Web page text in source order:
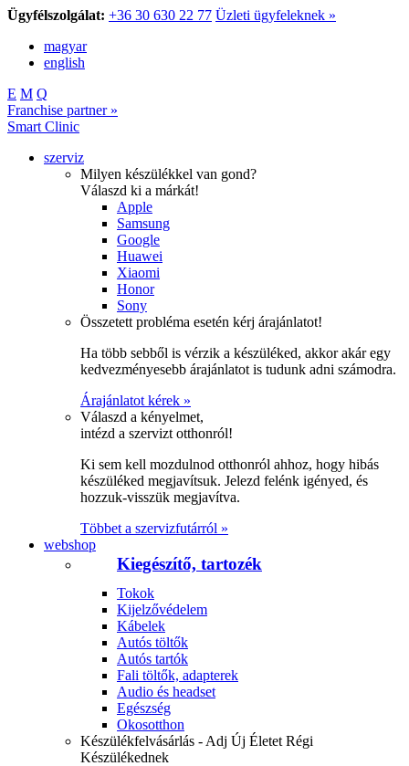
Ügyfélszolgálat: +36 30 630 22 77 Üzleti ügyfeleknek »
magyar
english
E M Q
Franchise partner »
Smart Clinic
szerviz
Milyen készülékkel van gond?
Válaszd ki a márkát!
Apple
Samsung
Google
Huawei
Xiaomi
Honor
Sony
Összetett probléma esetén kérj árajánlatot!
Ha több sebből is vérzik a készüléked, akkor akár egy
kedvezményesebb árajánlatot is tudunk adni számodra.
Árajánlatot kérek »
Válaszd a kényelmet,
intézd a szervizt otthonról!
Ki sem kell mozdulnod otthonról ahhoz, hogy hibás
készüléked megjavítsuk. Jelezd felénk igényed, és
hozzuk-visszük megjavítva.
Többet a szervizfutárról »
webshop
Kiegészítő, tartozék
Tokok
Kijelzővédelem
Kábelek
Autós töltők
Autós tartók
Fali töltők, adapterek
Audio és headset
Egészség
Okosotthon
Készülékfelvásárlás - Adj Új Életet Régi
Készülékednek